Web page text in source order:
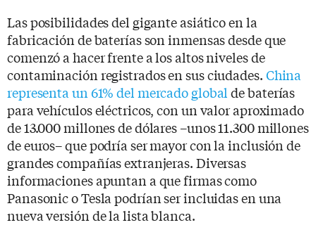
Las posibilidades del gigante asiático en la
fabricación de baterías son inmensas desde que
comenzó a hacer frente a los altos niveles de
contaminación registrados en sus ciudades.China
representa un 61% del mercado global de baterías
para vehículos eléctricos, con un valor aproximado
de 13.000 millones de dólares –unos 11.300 millones
de euros– que podría ser mayor con la inclusión de
grandes compañías extranjeras. Diversas
informaciones apuntan a que firmas como
Panasonic o Tesla podrían ser incluidas en una
nueva versión de la lista blanca.